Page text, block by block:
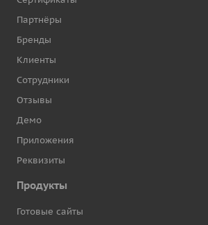
Партнёры
Бренды
Клиенты
Сотрудники
Отзывы
Демо
Приложения
Реквизиты
Продукты
Готовые сайты